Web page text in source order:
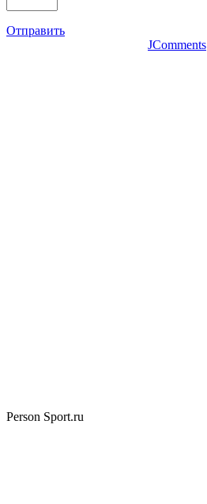
Отправить
JComments
Person Sport.ru